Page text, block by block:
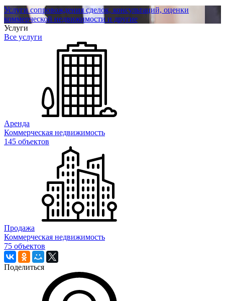
Услуги сопровождения сделок, консультаций, оценки
коммерческой недвижимости и другие
Услуги
Все услуги
Аренда
Коммерческая недвижимость
145 объектов
Продажа
Коммерческая недвижимость
75 объектов
Поделиться